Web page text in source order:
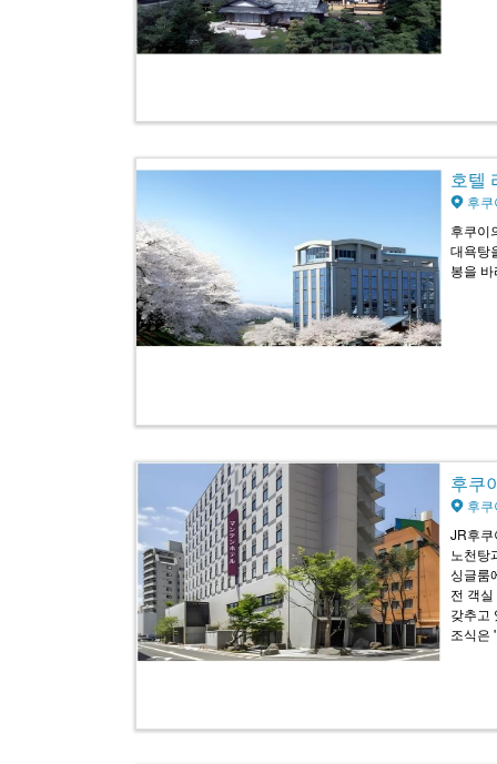
호텔
후
후쿠이
대욕탕
봉을
후쿠
후
JR후쿠
노천탕
싱글룸
전 객
갖추고
조식은